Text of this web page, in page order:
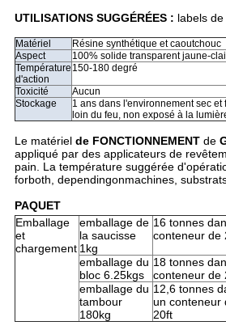
UTILISATIONS SUGGÉRÉES : labels
Matériel
Résine synthétique et caoutchouc
Aspect
100% solide transparent jaune-
Température
d'action
150-180 degré
Toxicité
Aucun
Stockage
1 ans dans l'environnement sec et
loin du feu, non exposé à la
Le matériel de FONCTIONNEMENTde
appliqué par des applicateurs de
pain. La température suggérée
forboth, dependingonmachines,
PAQUET
Emballage
et
chargement
emballage de
la saucisse
1kg
16 tonnes
conteneur de
emballage du
bloc 6.25kgs
18 tonnes
conteneur de
emballage du
tambour
180kg
12,6 tonnes
un conteneur
20ft